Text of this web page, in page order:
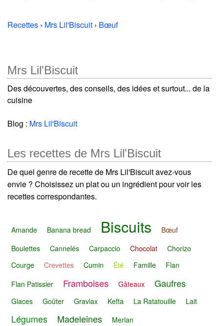
Recettes › Mrs Lil'Biscuit › Bœuf
Mrs Lil'Biscuit
Des découvertes, des conseils, des idées et surtout... de la
cuisine
Blog : Mrs Lil'Biscuit
Les recettes de Mrs Lil'Biscuit
De quel genre de recette de Mrs Lil'Biscuit avez-vous
envie ? Choisissez un plat ou un ingrédient pour voir les
recettes correspondantes.
Amande Banana bread Biscuits
Bœuf
Boulettes
Cannelés Carpaccio Chocolat
Chorizo
Courge
Crevettes Cumin Été Famille
Flan
Flan Patissier
Framboises Gâteaux Gaufres
Glaces Goûter Gravlax Kefta La Ratatouille Lait
Légumes Madeleines
Merlan